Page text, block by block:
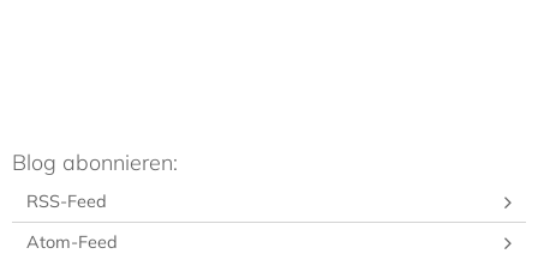
Blog abonnieren:
RSS-Feed
Atom-Feed